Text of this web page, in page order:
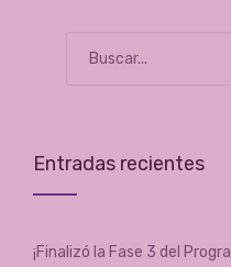
Entradas recientes
¡Finalizó la Fase 3 del